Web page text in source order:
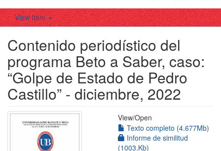
View Item
Contenido periodístico del
programa Beto a Saber, caso:
“Golpe de Estado de Pedro
Castillo” - diciembre, 2022
View/Open
Texto completo (4.677Mb)
Informe de similitud
(1003.Kb)